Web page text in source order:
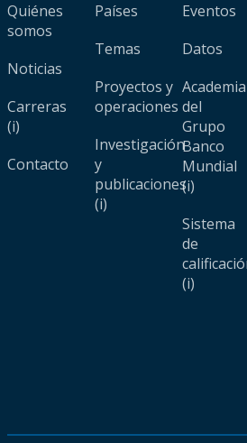
Quiénes
somos
Noticias
Carreras
(i)
Contacto
Países
Temas
Proyectos y
operaciones
Investigación
y
publicaciones
(i)
Eventos
Datos
Academia
del
Grupo
Banco
Mundial
(i)
Sistema
de
(i)